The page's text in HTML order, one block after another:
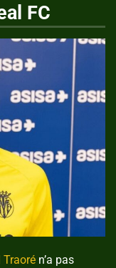
FC
Traoré n’a pas